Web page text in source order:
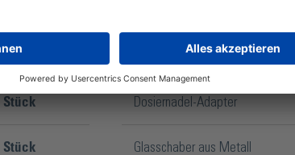
Stück Dosiernadel-Adapter
Stück Glasschaber aus Metall